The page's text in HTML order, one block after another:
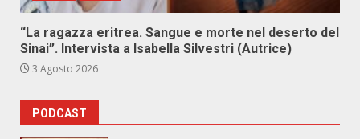
“La ragazza eritrea. Sangue e morte nel deserto del
Sinai”. Intervista a Isabella Silvestri (Autrice)
3 Agosto 2026
PODCAST